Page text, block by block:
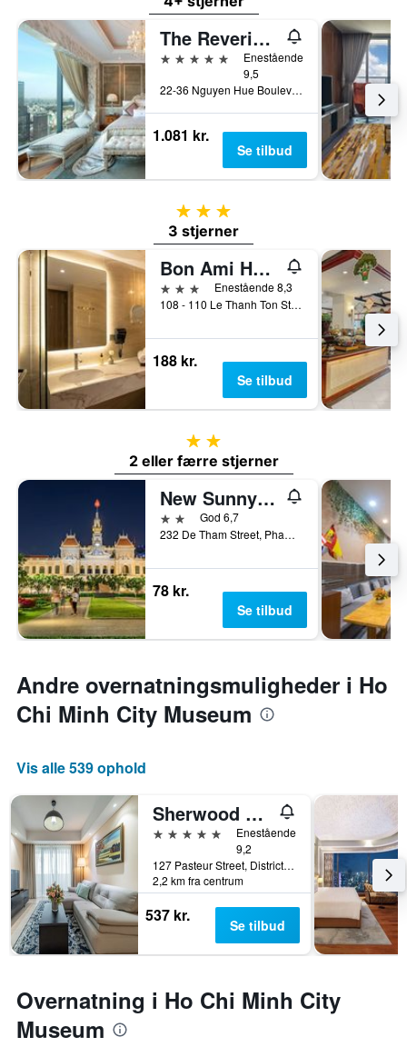
The Reverie Saigon
5 stjerner
Enestående
9,5
22-36 Nguyen Hue Boulevard, Ho Chi Minh-byen, Vietnam
1.081 kr.
Se tilbud
3 stjerner
3 stjerner
Bon Ami Hotel - Thiên Xuân
3 stjernerEnestående 8,3
108 - 110 Le Thanh Ton Street, Ho Chi Minh-byen, Vietnam
188 kr.
Se tilbud
2 stjerner
2 eller færre stjerner
New Sunny Hotel
2 stjernerGod 6,7
232 De Tham Street, Pham Ngu Lao Ward, Ho Chi Minh-byen, Vietnam
78 kr.
Se tilbud
Andre overnatningsmuligheder i Ho
Chi Minh City Museum
Vis alle 539 ophold
Sherwood Residence
5 stjerner
Enestående
9,2
127 Pasteur Street, District 3, Ho Chi Minh-byen, Vietnam
2,2 km fra centrum
537 kr. Se tilbud
Overnatning i Ho Chi Minh City
Museum